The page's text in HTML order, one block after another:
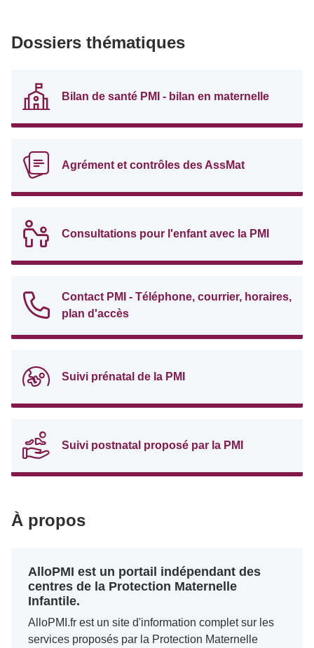
Dossiers thématiques
Bilan de santé PMI - bilan en maternelle
Agrément et contrôles des AssMat
Consultations pour l'enfant avec la PMI
Contact PMI - Téléphone, courrier, horaires,
plan d'accès
Suivi prénatal de la PMI
Suivi postnatal proposé par la PMI
À propos
AlloPMI est un portail indépendant des
centres de la Protection Maternelle
Infantile.
AlloPMI.fr est un site d'information complet sur les
services proposés par la Protection Maternelle